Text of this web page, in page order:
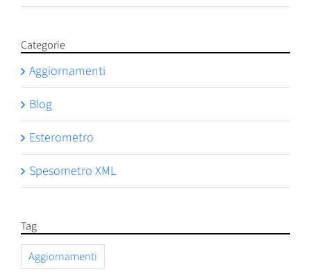
Categorie
Aggiornamenti
Blog
Esterometro
Spesometro XML
Tag
Aggiornamenti